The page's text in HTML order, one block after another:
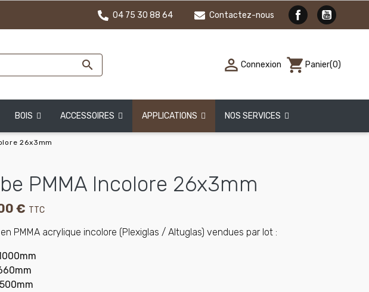
04 75 30 88 64 Contactez-nous
  Connexion shopping_cart Panier(0)
BOIS ACCESSOIRES APPLICATIONS NOS SERVICES
26x3mm
PMMA Incolore 26x3mm
€ TTC
PMMA acrylique incolore (Plexiglas / Altuglas) vendues par lot :